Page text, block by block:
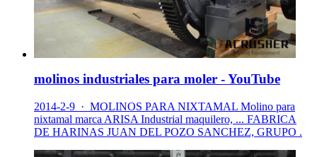
molinos industriales para moler - YouTube
2014-2-9 · MOLINOS PARA NIXTAMAL Molino para
nixtamal marca ARISA Industrial maquilero, ... FABRICA
DE HARINAS JUAN DEL POZO SANCHEZ, GRUPO .